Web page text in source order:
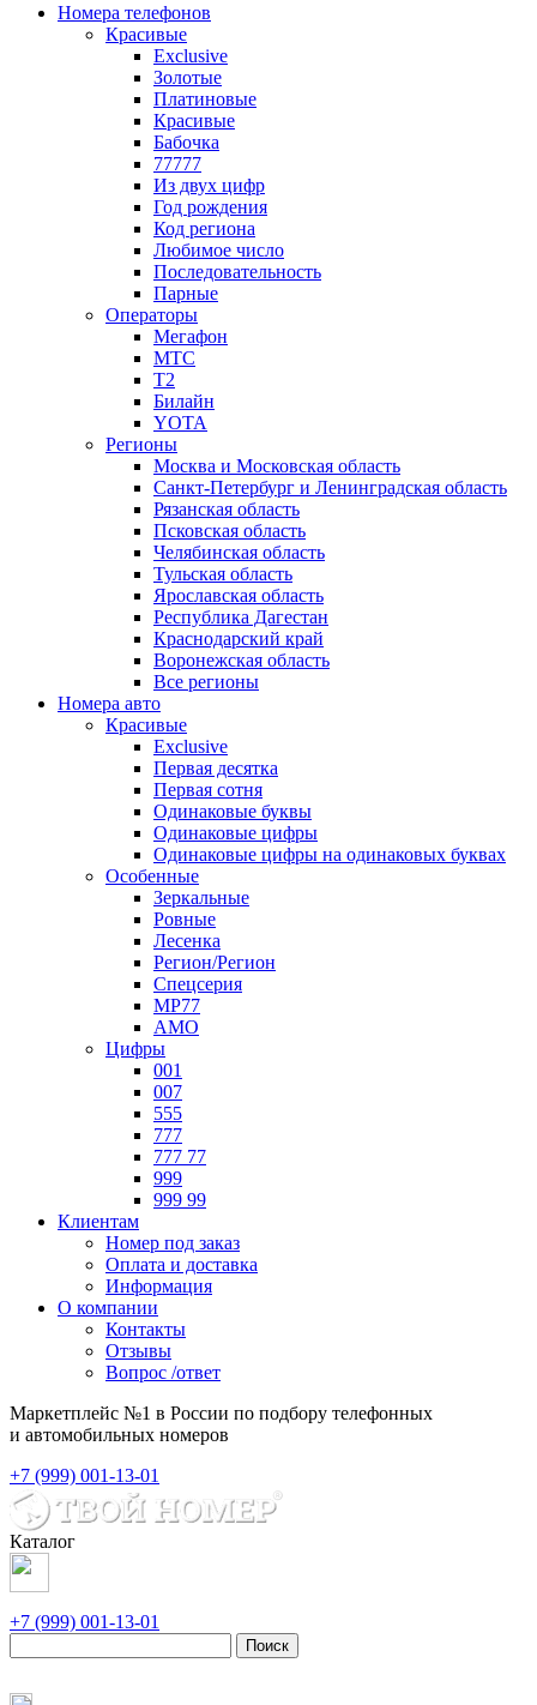
Номера телефонов
Красивые
Exclusive
Золотые
Платиновые
Красивые
Бабочка
77777
Из двух цифр
Год рождения
Код региона
Любимое число
Последовательность
Парные
Операторы
Мегафон
МТС
Т2
Билайн
YOTA
Регионы
Москва и Московская область
Санкт-Петербург и Ленинградская область
Рязанская область
Псковская область
Челябинская область
Тульская область
Ярославская область
Республика Дагестан
Краснодарский край
Воронежская область
Все регионы
Номера авто
Красивые
Exclusive
Первая десятка
Первая сотня
Одинаковые буквы
Одинаковые цифры
Одинаковые цифры на одинаковых буквах
Особенные
Зеркальные
Ровные
Лесенка
Регион/Регион
Спецсерия
МР77
АМО
Цифры
001
007
555
777
777 77
999
999 99
Клиентам
Номер под заказ
Оплата и доставка
Информация
О компании
Контакты
Отзывы
Вопрос /ответ
Маркетплейс №1 в России по подбору телефонных
и автомобильных номеров
+7 (999) 001-13-01
Каталог
+7 (999) 001-13-01
Поиск